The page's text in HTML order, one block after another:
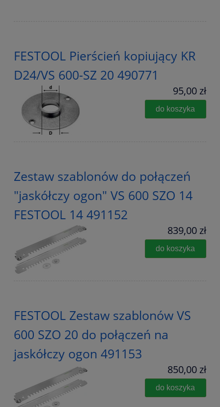
FESTOOL Pierścień kopiujący KR
D24/VS 600-SZ 20 490771
95,00 zł
do koszyka
Zestaw szablonów do połączeń
"jaskółczy ogon" VS 600 SZO 14
FESTOOL 14 491152
839,00 zł
do koszyka
FESTOOL Zestaw szablonów VS
600 SZO 20 do połączeń na
jaskółczy ogon 491153
850,00 zł
do koszyka